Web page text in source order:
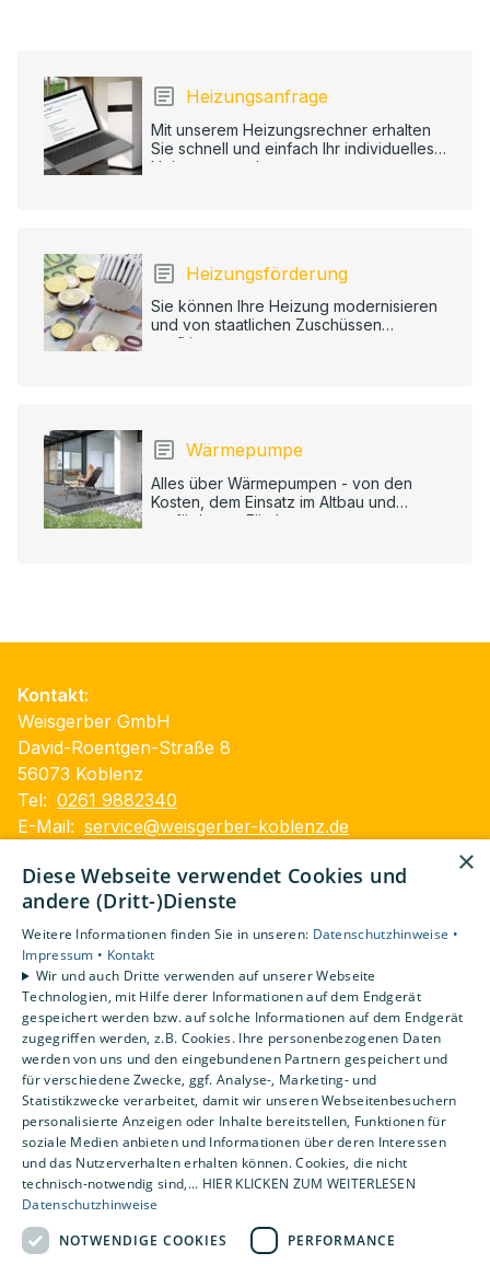
Heizungsanfrage
Mit unserem Heizungsrechner erhalten
Sie schnell und einfach Ihr individuelles
Heizungsangebot.
Heizungsförderung
Sie können Ihre Heizung modernisieren
und von staatlichen Zuschüssen
profitieren.
Wärmepumpe
Alles über Wärmepumpen - von den
Kosten, dem Einsatz im Altbau und
verfügbaren Förderungen.
Kontakt:
Weisgerber GmbH
David-Roentgen-Straße 8
56073 Koblenz
Tel: 0261 9882340
E-Mail: service@weisgerber-koblenz.de
Datenschutzerklärung
Barrierefreiheitserklärung
AGB
Unsere Bereiche
Privatkunden
Gewerbekunden
Karriere
Unternehmen
Kontakt
×
Diese Webseite verwendet Cookies und
andere (Dritt-)Dienste
Weitere Informationen finden Sie in unseren: Datenschutzhinweise •
Impressum • Kontakt
Wir und auch Dritte verwenden auf unserer Webseite
Technologien, mit Hilfe derer Informationen auf dem Endgerät
gespeichert werden bzw. auf solche Informationen auf dem Endgerät
zugegriffen werden, z.B. Cookies. Ihre personenbezogenen Daten
werden von uns und den eingebundenen Partnern gespeichert und
für verschiedene Zwecke, ggf. Analyse-, Marketing- und
Statistikzwecke verarbeitet, damit wir unseren Webseitenbesuchern
personalisierte Anzeigen oder Inhalte bereitstellen, Funktionen für
soziale Medien anbieten und Informationen über deren Interessen
und das Nutzerverhalten erhalten können. Cookies, die nicht
technisch-notwendig sind,... HIER KLICKEN ZUM WEITERLESEN
Datenschutzhinweise
NOTWENDIGE COOKIES
PERFORMANCE